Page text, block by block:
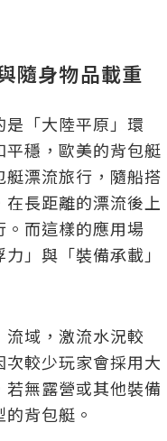
隨身物品載重
「大陸平原」環
穩，歐美的背包艇
漂流旅行，隨船搭
長距離的漂流後上
而這樣的應用場
」與「裝備承載」
域，激流水況較
較少玩家會採用大
無露營或其他裝備
背包艇。